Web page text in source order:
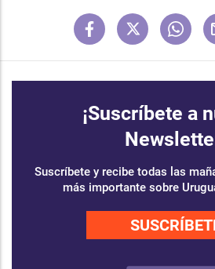
¡Suscríbete a
Suscríbete y recibe todas las
más importante sobre